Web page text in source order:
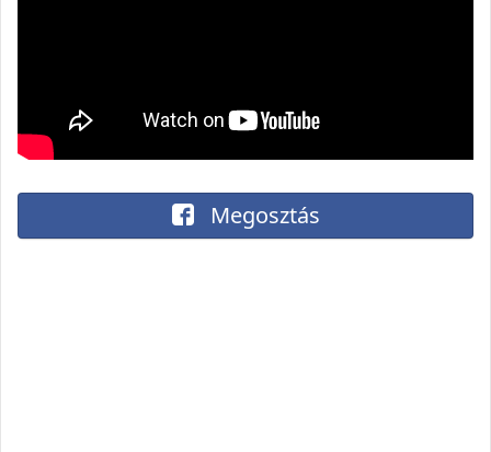
Megosztás